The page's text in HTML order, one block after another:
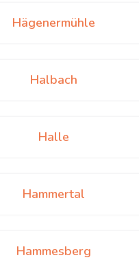
Hägenermühle
Halbach
Halle
Hammertal
Hammesberg